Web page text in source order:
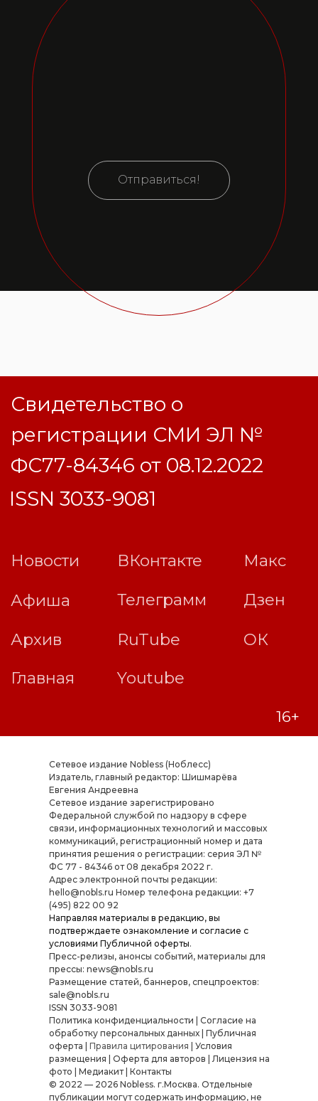
Отправиться!
Сетевое издание Nobless (Ноблесс)
Издатель, главный редактор: Шишмарёва
Евгения Андреевна
Cетевое издание зарегистрировано
Федеральной службой по надзору в сфере
связи, информационных технологий и массовых
коммуникаций, регистрационный номер и дата
принятия решения о регистрации: серия ЭЛ №
ФС 77 - 84346 от 08 декабря 2022 г.
Адрес электронной почты редакции:
hello@nobls.ru Номер телефона редакции: +7
(495) 822 00 92
Направляя материалы в редакцию, вы
подтверждаете ознакомление и согласие с
условиями Публичной оферты.
Пресс-релизы, анонсы событий, материалы для
прессы: news@nobls.ru
Размещение статей, баннеров, спецпроектов:
sale@nobls.ru
ISSN 3033-9081
Политика конфиденциальности
Согласие на
обработку персональных данных| Публичная
оферта
Правила цитирования
Условия
размещения
Оферта для авторов |Лицензия на
фото
Медиакит| Контакты
© 2022 — 2026 Nobless. г.Москва. Отдельные
публикации могут содержать информацию, не